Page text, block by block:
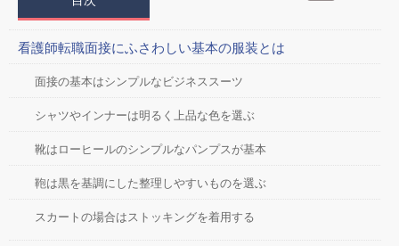
看護師転職面接にふさわしい基本の服装とは
面接の基本はシンプルなビジネススーツ
シャツやインナーは明るく上品な色を選ぶ
靴はローヒールのシンプルなパンプスが基本
鞄は黒を基調にした整理しやすいものを選ぶ
スカートの場合はストッキングを着用する